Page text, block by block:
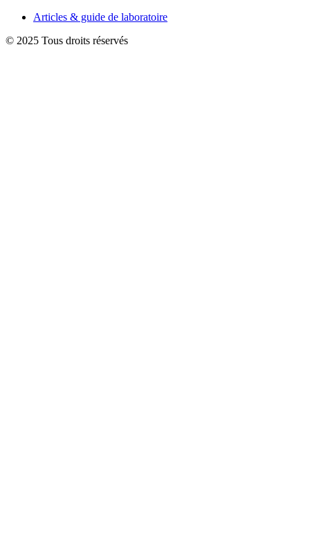
Articles & guide de laboratoire
© 2025 Tous droits réservés